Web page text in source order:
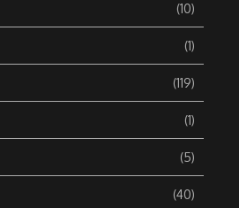
(10)
(1)
(119)
(1)
(5)
(40)